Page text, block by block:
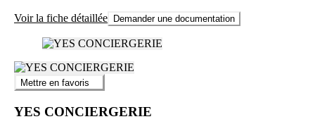
Voir la fiche détaillée Demander une documentation
Mettre en favoris
YES CONCIERGERIE